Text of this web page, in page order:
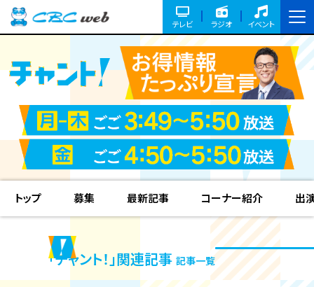
テレビ ラジオ イベント
トップ 募集 最新記事 コーナー紹介 出
「チャント！」関連記事記事一覧